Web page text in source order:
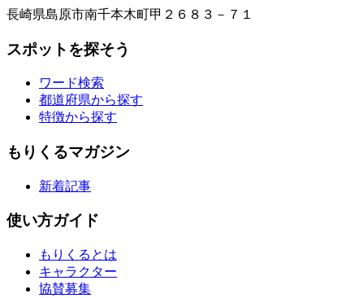
長崎県島原市南千本木町甲２６８３－７１
スポットを探そう
ワード検索
都道府県から探す
特徴から探す
もりくるマガジン
新着記事
使い方ガイド
もりくるとは
キャラクター
協賛募集